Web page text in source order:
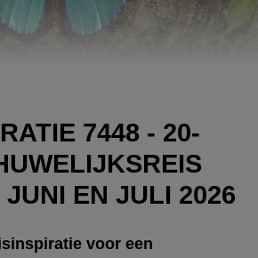
7448 - 20-
EN JULI 2026
voor een